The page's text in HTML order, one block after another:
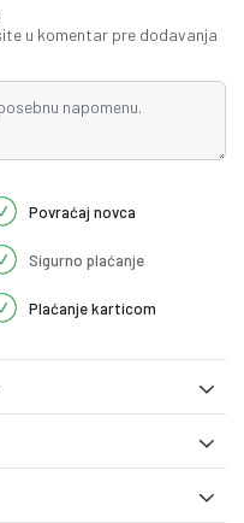
u komentar pre dodavanja
Povraćaj novca
Sigurno plaćanje
Plaćanje karticom